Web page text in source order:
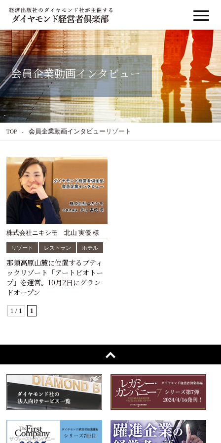
会員企業動画インタビュー
TOP 会員企業動画インタビュー リゾート
株式会社ニキシモ 北山 実優 様
リゾート レストラン ホテル
那須高原山麓に位置するブティ
ックリゾート「アートビオトー
プ」を運営。10月2日にグラン
ドオープン
1 / 1 1